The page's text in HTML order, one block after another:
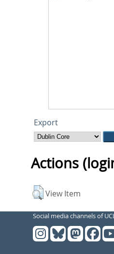
Export
Actions
View Item
Social media channels of